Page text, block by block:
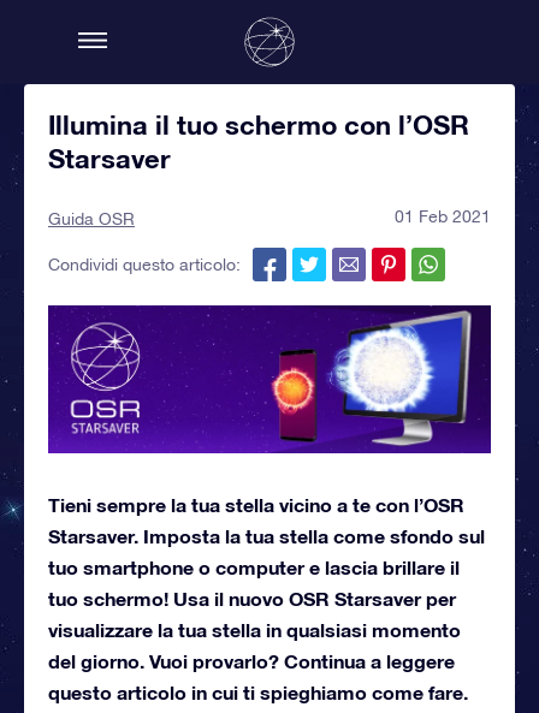
Illumina il tuo schermo con l’OSR
Starsaver
Guida OSR 01 Feb 2021
Condividi questo articolo:
Tieni sempre la tua stella vicino a te con l’OSR
Starsaver. Imposta la tua stella come sfondo sul
tuo smartphone o computer e lascia brillare il
tuo schermo! Usa il nuovo OSR Starsaver per
visualizzare la tua stella in qualsiasi momento
del giorno. Vuoi provarlo? Continua a leggere
questo articolo in cui ti spieghiamo come fare.